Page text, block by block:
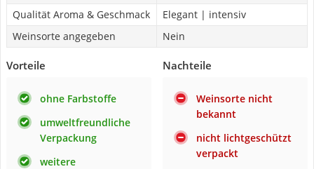
Qualität Aroma & Geschmack
Elegant | intensiv
Weinsorte angegeben
Nein
Vorteile
ohne Farbstoffe
umweltfreundliche
Verpackung
weitere
Nachteile
Weinsorte nicht
bekannt
nicht lichtgeschützt
verpackt